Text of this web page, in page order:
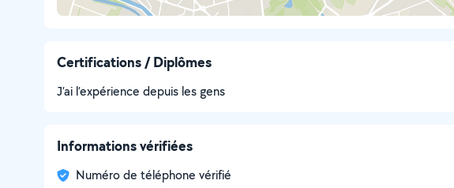
Certifications / Diplômes
J’ai l’expérience depuis les gens
Informations vérifiées
Numéro de téléphone vérifié